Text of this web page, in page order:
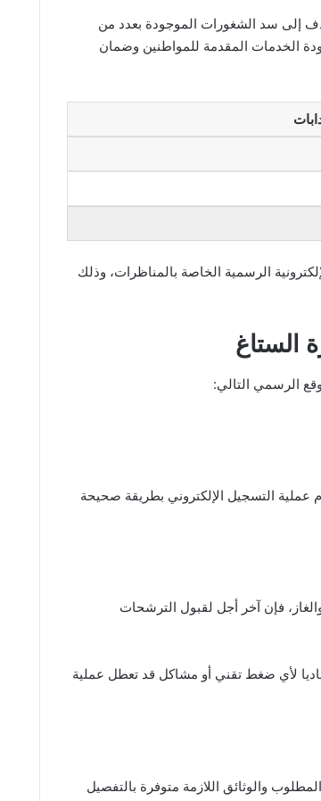
إلى سد الشغورات الموجودة بعدد من
الخدمات المقدمة للمواطنين وضمان
الرسمية الخاصة بالمناظرات، وذلك
الستاغ
الرسمي التالي:
التسجيل الإلكتروني بطريقة صحيحة
فإن آخر أجل لقبول الترشحات
لأي ضغط تقني أو مشاكل قد تعطل عملية
والوثائق اللازمة متوفرة بالتفصيل